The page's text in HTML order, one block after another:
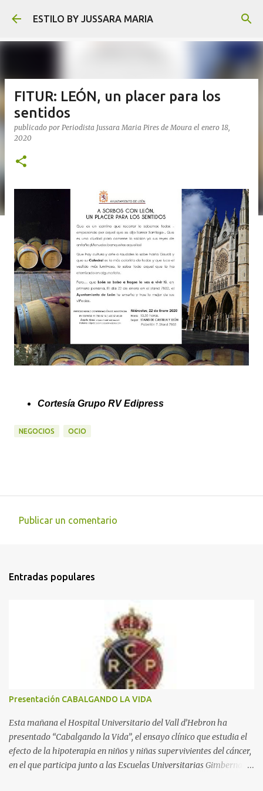
Ir al contenido principal
ESTILO BY JUSSARA MARIA
FITUR: LEÓN, un placer para los
sentidos
publicado por Periodista Jussara Maria Pires de Moura el enero 18,
2020
Cortesía Grupo RV Edipress
NEGOCIOS OCIO
e
s
Publicar un comentario
Entradas populares
Presentación CABALGANDO LA VIDA
Esta mañana el Hospital Universitario del Vall d’Hebron ha
presentado “Cabalgando la Vida”, el ensayo clínico que estudia el
efecto de la hipoterapia en niños y niñas supervivientes del cáncer,
en el que participa junto a las Escuelas Universitarias Gimbernat,